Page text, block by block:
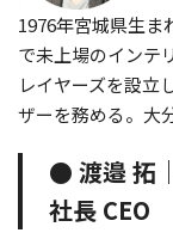
1976年宮城県生ま
で未上場のインテ
レイヤーズを設立
ザーを務める。大
● 渡邉 拓
社長 CEO